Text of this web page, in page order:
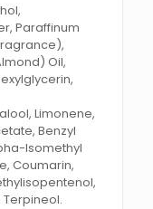
Paraffinum
Oil,
Limonene,
Benzyl
Isomethyl
Coumarin,
Terpineol.